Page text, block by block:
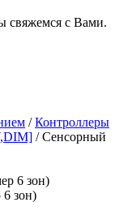
свяжемся с Вами.
/Контроллеры
/ Сенсорный
зон)